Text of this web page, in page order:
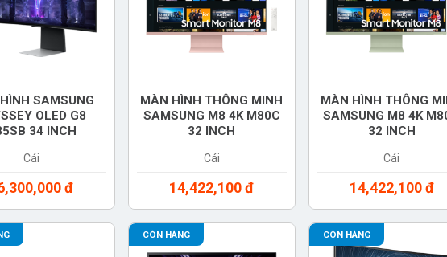
SAMSUNG
OLED G8
34 INCH
Cái
đ
MÀN HÌNH THÔNG MINH
SAMSUNG M8 4K M80C
32 INCH
Cái
14,422,100đ
MÀN HÌNH THÔNG
SAMSUNG M8 4K
32 INCH
Cái
14,422,100đ
CÒN HÀNG CÒN HÀNG